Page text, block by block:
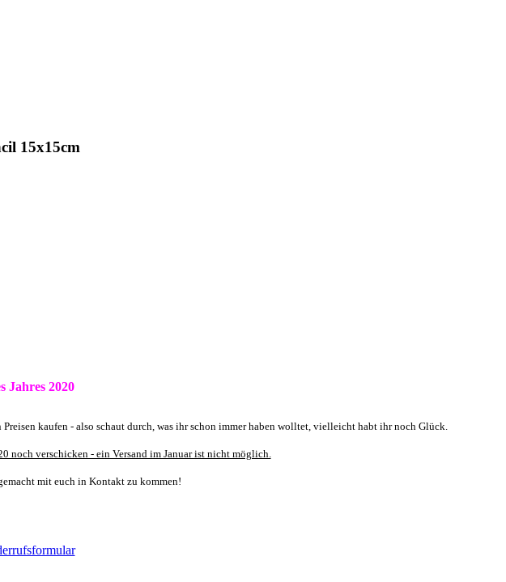
15x15cm
Jahres 2020
kaufen - also schaut durch, was ihr schon immer haben wolltet, vielleicht habt ihr noch Glück.
noch verschicken - ein Versand im Januar ist nicht möglich.
mit euch in Kontakt zu kommen!